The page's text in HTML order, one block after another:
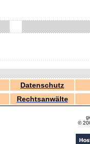
Datenschutz
Rechtsanwälte
©